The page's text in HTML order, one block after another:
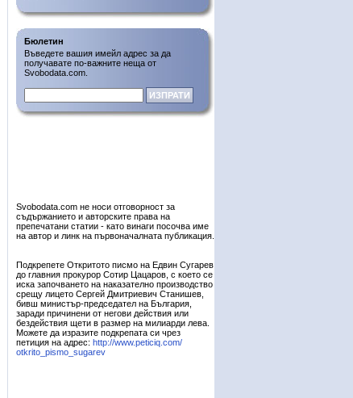
Бюлетин
Въведете вашия имейл адрес за да
получавате по-важните неща от
Svobodata.com.
Svobodata.com не носи отговорност за
съдържанието и авторските права на
препечатани статии - като винаги посочва име
на автор и линк на първоначалната публикация.
Подкрепете Откритото писмо на Едвин Сугарев
до главния прокурор Сотир Цацаров, с което се
иска започването на наказателно производство
срещу лицето Сергей Дмитриевич Станишев,
бивш министър-председател на България,
заради причинени от негови действия или
бездействия щети в размер на милиарди лева.
Можете да изразите подкрепата си чрез
петиция на адрес: http://www.peticiq.com/
otkrito_pismo_sugarev